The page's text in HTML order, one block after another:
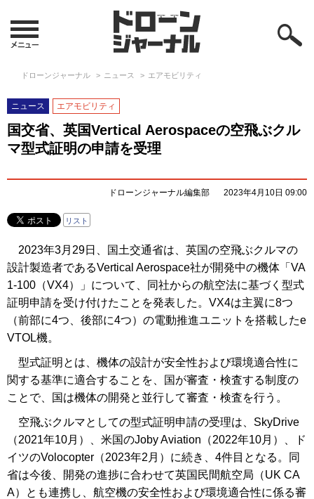
ドローンジャーナル ニュース エアモビリティ
ニュース エアモビリティ
国交省、英国Vertical Aerospaceの空飛ぶクル
マ型式証明の申請を受理
ドローンジャーナル編集部 2023年4月10日 09:00
リスト
2023年3月29日、国土交通省は、英国の空飛ぶクルマの
設計製造者であるVertical Aerospace社が開発中の機体「VA
1-100（VX4）」について、同社からの航空法に基づく型式
証明申請を受け付けたことを発表した。VX4は主翼に8つ
（前部に4つ、後部に4つ）の電動推進ユニットを搭載したe
VTOL機。
型式証明とは、機体の設計が安全性および環境適合性に
関する基準に適合することを、国が審査・検査する制度の
ことで、国は機体の開発と並行して審査・検査を行う。
空飛ぶクルマとしての型式証明申請の受理は、SkyDrive
（2021年10月）、米国のJoby Aviation（2022年10月）、ド
イツのVolocopter（2023年2月）に続き、4件目となる。同
省は今後、開発の進捗に合わせて英国民間航空局（UK CA
A）とも連携し、航空機の安全性および環境適合性に係る審